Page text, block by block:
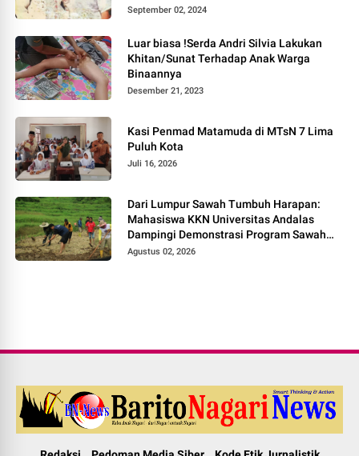
September 02, 2024
Luar biasa !Serda Andri Silvia Lakukan
Khitan/Sunat Terhadap Anak Warga
Binaannya
Desember 21, 2023
Kasi Penmad Matamuda di MTsN 7 Lima
Puluh Kota
Juli 16, 2026
Dari Lumpur Sawah Tumbuh Harapan:
Mahasiswa KKN Universitas Andalas
Dampingi Demonstrasi Program Sawah
Pokok Murah di Jorong Bayua
Agustus 02, 2026